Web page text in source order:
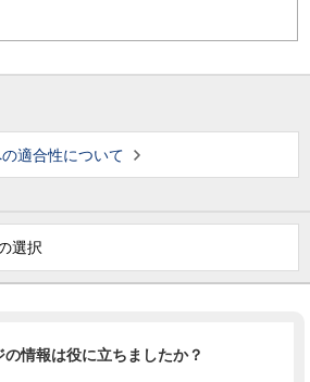
適合性について
選択
の情報は役に立ちましたか？